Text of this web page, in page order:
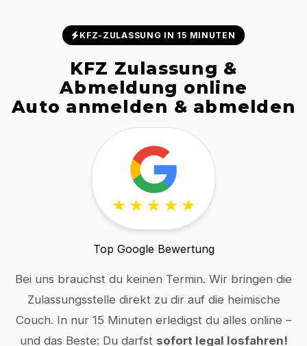
KFZ-ZULASSUNG IN 15 MINUTEN
KFZ Zulassung &
Abmeldung online
Auto anmelden & abmelden
Top Google Bewertung
Bei uns brauchst du keinen Termin. Wir bringen die
Zulassungsstelle direkt zu dir auf die heimische
Couch. In nur 15 Minuten erledigst du alles online –
und das Beste: Du darfst sofort legal losfahren!